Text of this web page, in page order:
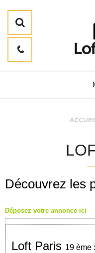
Découvrez les
Déposez votre annonce ici
Loft Paris 19 ème :